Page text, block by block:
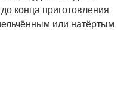
конца приготовления
или натёртым